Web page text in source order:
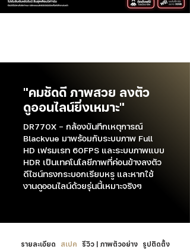
"คมชัดดี ภาพสวย ลงตัว
ดูออนไลน์ยิ่งเหมาะ"
DR770X - กล้องบันทึกเหตุการณ์
Blackvue มาพร้อมกับระบบภาพ Full
HD เฟรมเรท 60FPS และระบบภาพแบบ
HDR เป็นเทคโนโลยีภาพที่ค่อนข้างลงตัว
ดีไซน์ทรงกระบอกเรียบหรู และหากใช้
งานดูออนไลน์ด้วยรุ่นนี้เหมาะจริงๆ
รายละเอียด สเปค รีวิว | ภาพตัวอย่าง รูปติดตั้ง